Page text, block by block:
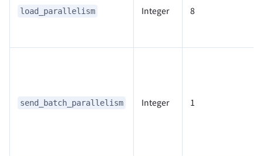
load_parallelism Integer 8
send_batch_parallelism Integer 1